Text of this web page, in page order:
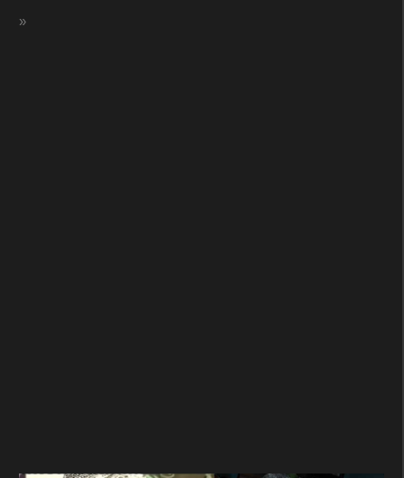
»